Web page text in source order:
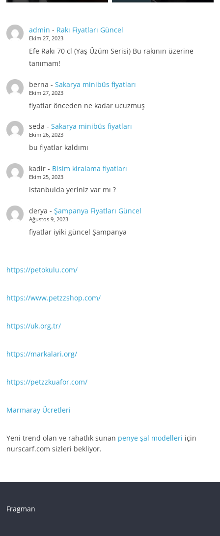
admin - Rakı Fiyatları Güncel
Ekim 27, 2023
Efe Rakı 70 cl (Yaş Üzüm Serisi) Bu rakının üzerine
tanımam!
berna - Sakarya minibüs fiyatları
Ekim 27, 2023
fiyatlar önceden ne kadar ucuzmuş
seda - Sakarya minibüs fiyatları
Ekim 26, 2023
bu fiyatlar kaldımı
kadir- Bisim kiralama fiyatları
Ekim 25, 2023
istanbulda yeriniz var mı ?
derya - Şampanya Fiyatları Güncel
Ağustos 9, 2023
fiyatlar iyiki güncel Şampanya
https://petokulu.com/
https://www.petzzshop.com/
https://uk.org.tr/
https://markalari.org/
https://petzzkuafor.com/
Marmaray Ücretleri
Yeni trend olan ve rahatlık sunan penye şal modelleri için
nurscarf.com sizleri bekliyor.
Fragman